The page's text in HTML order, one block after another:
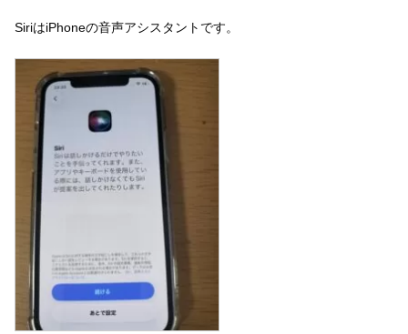
SiriはiPhoneの音声アシスタントです。